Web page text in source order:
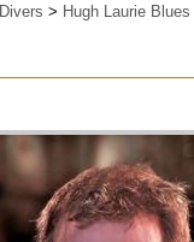
Divers > Hugh Laurie Blues